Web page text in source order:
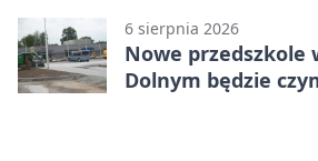
6 sierpnia 2026
Nowe przedszkole
Dolnym będzie